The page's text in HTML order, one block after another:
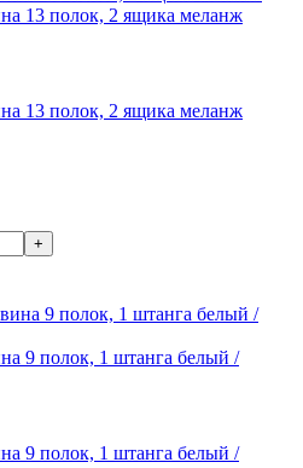
13 полок, 2 ящика меланж
13 полок, 2 ящика меланж
+
9 полок, 1 штанга белый /
9 полок, 1 штанга белый /